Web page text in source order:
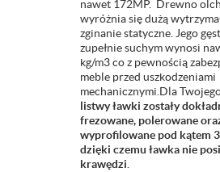
nawet 172MP. Drewno
wyróżnia się dużą
zginanie statyczne. Jego
zupełnie suchym wynosi
kg/m3 co z pewnością
meble przed uszkodzeniami
mechanicznymi.Dla
listwy ławki zostały
frezowane, polerowane
wyprofilowane pod kątem
dzięki czemu ławka nie
krawędzi.